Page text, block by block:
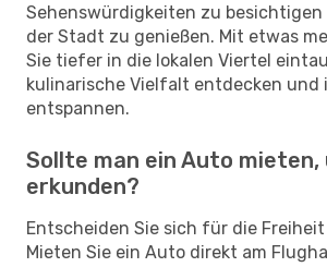
Sehenswürdigkeiten zu besichtigen
der Stadt zu genießen. Mit etwas
Sie tiefer in die lokalen Viertel
kulinarische Vielfalt entdecken und
entspannen.
Sollte man ein Auto mieten,
erkunden?
Entscheiden Sie sich für die
Mieten Sie ein Auto direkt am